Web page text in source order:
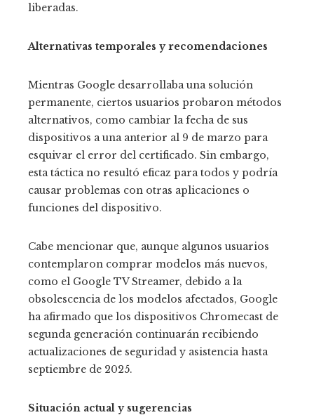
liberadas.
Alternativas temporales y recomendaciones
Mientras Google desarrollaba una solución
permanente, ciertos usuarios probaron métodos
alternativos, como cambiar la fecha de sus
dispositivos a una anterior al 9 de marzo para
esquivar el error del certificado. Sin embargo,
esta táctica no resultó eficaz para todos y podría
causar problemas con otras aplicaciones o
funciones del dispositivo.
Cabe mencionar que, aunque algunos usuarios
contemplaron comprar modelos más nuevos,
como el Google TV Streamer, debido a la
obsolescencia de los modelos afectados, Google
ha afirmado que los dispositivos Chromecast de
segunda generación continuarán recibiendo
actualizaciones de seguridad y asistencia hasta
septiembre de 2025.
Situación actual y sugerencias